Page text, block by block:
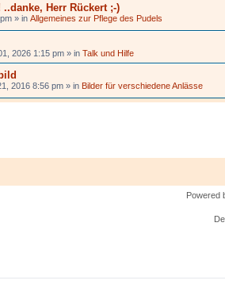
Herr Rückert ;-)
» in Allgemeines zur Pflege des Pudels
2026 1:15 pm » in Talk und Hilfe
2016 8:56 pm » in Bilder für verschiedene Anlässe
Powered